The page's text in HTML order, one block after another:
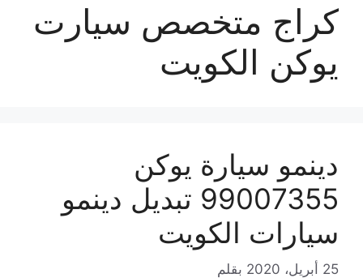
كراج متخصص سيارت
يوكن الكويت
دينمو سيارة يوكن
99007355 تبديل دينمو
سيارات الكويت
25 أبريل، 2020 بقلم